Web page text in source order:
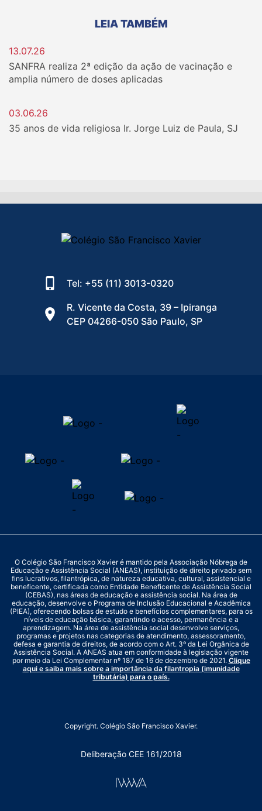
LEIA TAMBÉM
13.07.26
SANFRA realiza 2ª edição da ação de vacinação e
amplia número de doses aplicadas
03.06.26
35 anos de vida religiosa Ir. Jorge Luiz de Paula, SJ
Tel: +55 (11) 3013-0320
R. Vicente da Costa, 39 – Ipiranga
CEP 04266-050 São Paulo, SP
O Colégio São Francisco Xavier é mantido pela Associação Nóbrega de
Educação e Assistência Social (ANEAS), instituição de direito privado sem
fins lucrativos, filantrópica, de natureza educativa, cultural, assistencial e
beneficente, certificada como Entidade Beneficente de Assistência Social
(CEBAS), nas áreas de educação e assistência social. Na área de
educação, desenvolve o Programa de Inclusão Educacional e Acadêmica
(PIEA), oferecendo bolsas de estudo e benefícios complementares, para os
níveis de educação básica, garantindo o acesso, permanência e a
aprendizagem. Na área de assistência social desenvolve serviços,
programas e projetos nas categorias de atendimento, assessoramento,
defesa e garantia de direitos, de acordo com o Art. 3º da Lei Orgânica de
Assistência Social. A ANEAS atua em conformidade à legislação vigente
por meio da Lei Complementar nº 187 de 16 de dezembro de 2021. Clique
aqui e saiba mais sobre a importância da filantropia (imunidade
tributária) para o país.
Copyright. Colégio São Francisco Xavier.
Deliberação CEE 161/2018